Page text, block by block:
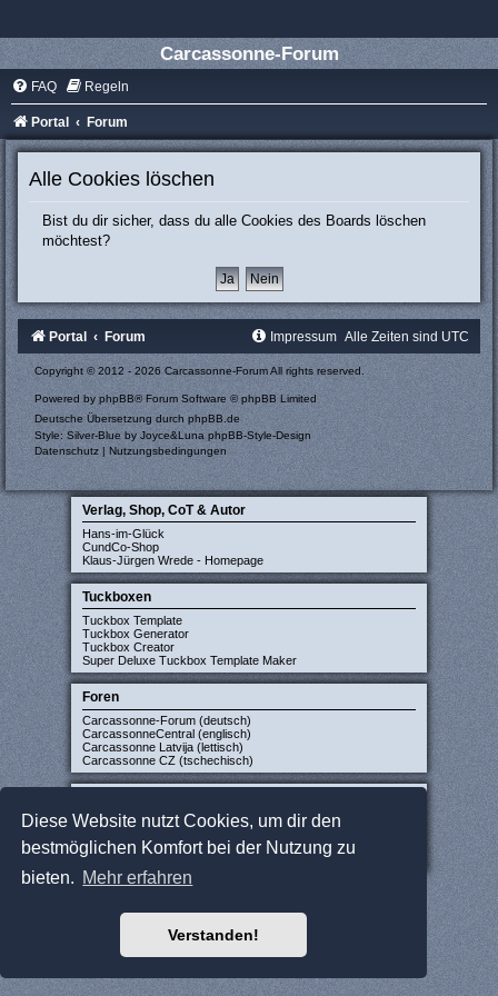
Diese Website nutzt Cookies, um dir den
bestmöglichen Komfort bei der Nutzung zu
bieten. Mehr erfahren
Verstanden!
Carcassonne-Forum
FAQ Regeln
Portal Forum
Alle Cookies löschen
Bist du dir sicher, dass du alle Cookies des Boards löschen
möchtest?
Portal Forum Alle Zeiten sind UTC
Impressum
Copyright © 2012 - 2026 Carcassonne-Forum All rights reserved.
Powered by phpBB® Forum Software © phpBB Limited
Deutsche Übersetzung durch phpBB.de
Style: Silver-Blue by Joyce&Luna phpBB-Style-Design
Datenschutz | Nutzungsbedingungen
Verlag, Shop, CoT & Autor
Hans-im-Glück
CundCo-Shop
Klaus-Jürgen Wrede - Homepage
Tuckboxen
Tuckbox Template
Tuckbox Generator
Tuckbox Creator
Super Deluxe Tuckbox Template Maker
Foren
Carcassonne-Forum (deutsch)
CarcassonneCentral (englisch)
Carcassonne Latvija (lettisch)
Carcassonne CZ (tschechisch)
JCloisterZone
WikiCarpedia
BoardGameGeek